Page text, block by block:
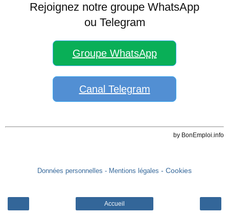
Rejoignez notre groupe WhatsApp
ou Telegram
Groupe WhatsApp
Canal Telegram
by BonEmploi.info
Données personnelles - Mentions légales - Cookies
Accueil